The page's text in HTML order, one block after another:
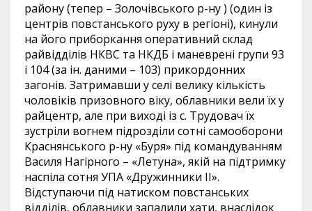
району (тепер – Золочівського р-ну ) (один із
центрів повстанського руху в регіоні), кинули
на його приборкання оперативний склад
райвідділів НКВС та НКДБ і маневрені групи 93
і 104 (за ін. даними – 103) прикордонних
загонів. Затримавши у селі велику кількість
чоловіків призовного віку, облавники вели їх у
райцентр, але при виході із с. Трудовач їх
зустріли вогнем підрозділи сотні самооборони
Краснянського р-ну «Буря» під командуванням
Василя Нагірного – «Летуна», якій на підтримку
наспіла сотня УПА «Дружинники ІІ».
Відступаючи під натиском повстанських
відділів, облавники запалили хати, внаслідок